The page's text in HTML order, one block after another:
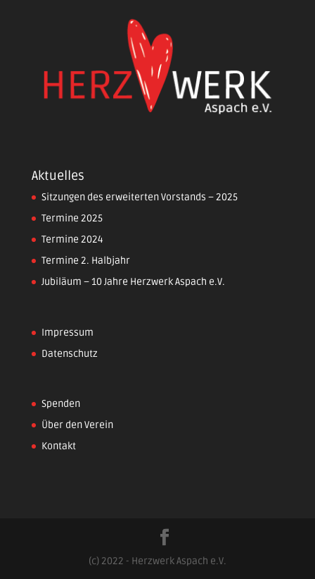
Aktuelles
Sitzungen des erweiterten Vorstands – 2025
Termine 2025
Termine 2024
Termine 2. Halbjahr
Jubiläum – 10 Jahre Herzwerk Aspach e.V.
Impressum
Datenschutz
Spenden
Über den Verein
Kontakt
(c) 2022 - Herzwerk Aspach e.V.